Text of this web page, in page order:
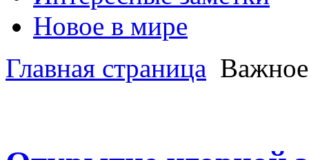
Новое в мире
Главная страница Важное